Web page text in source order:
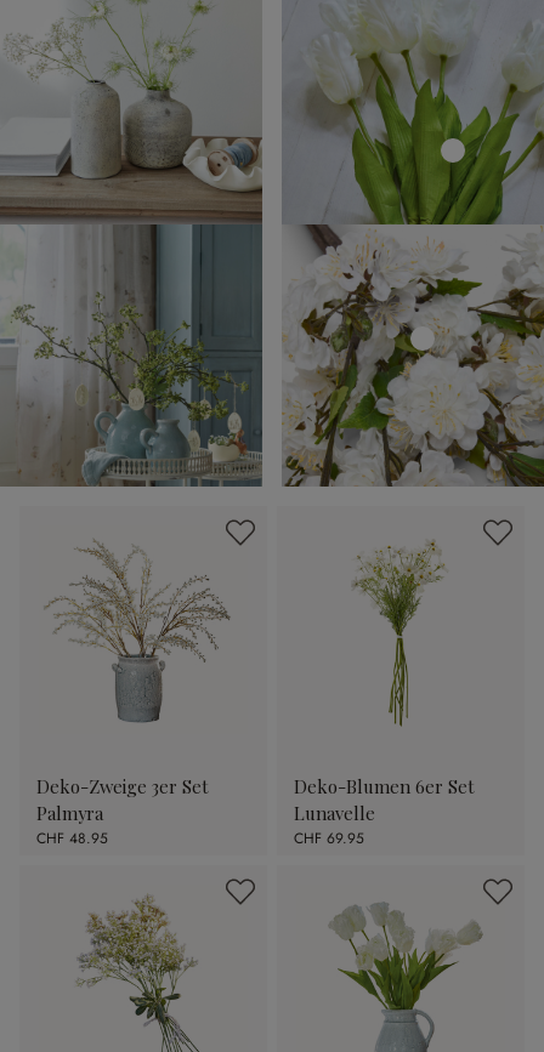
Deko-Zweige 3er Set
Palmyra
CHF 48.95
Deko-Blumen 6er Set
Lunavelle
CHF 69.95